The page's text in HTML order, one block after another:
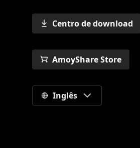
Centro de download
AmoyShare Store
Inglês